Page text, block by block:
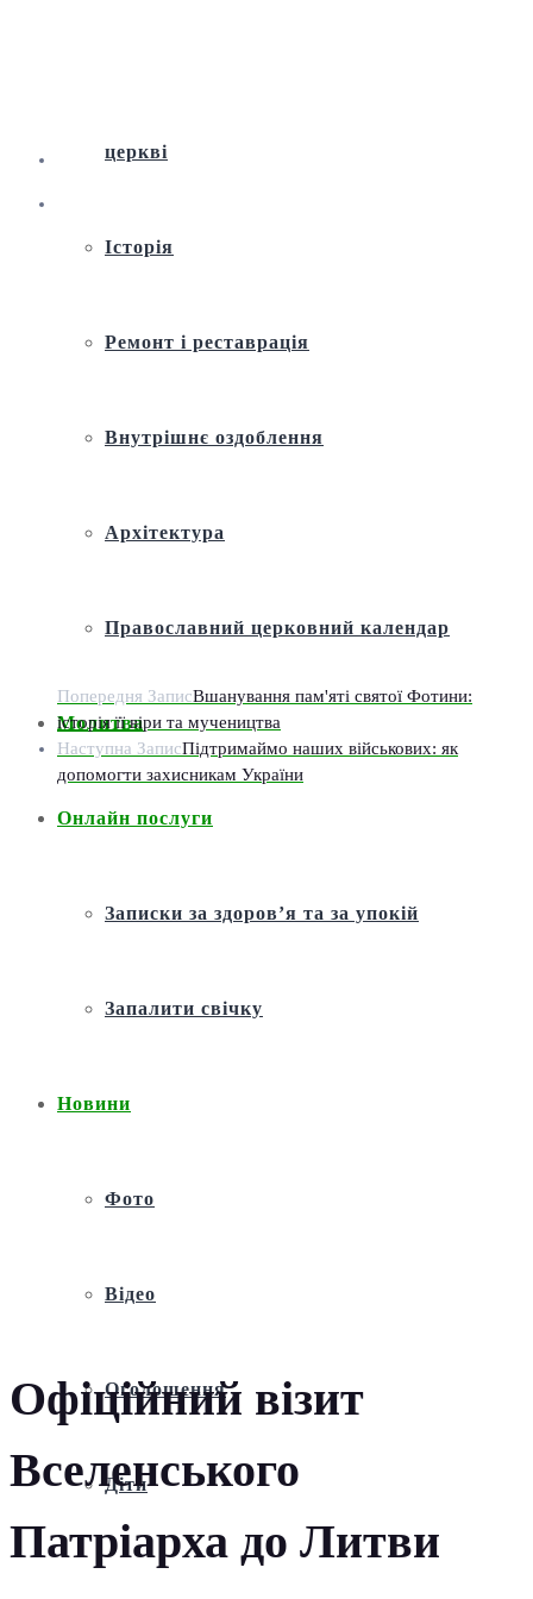
церкві
Історія
Ремонт і реставрація
Внутрішнє оздоблення
Архітектура
Православний церковний календар
Молитва
Онлайн послуги
Записки за здоров’я та за упокій
Запалити свічку
Новини
Фото
Відео
Оголошення
Діти
Офіційний візит
Вселенського
Патріарха до Литви
Попередня ЗаписВшанування пам'яті святої Фотини:
історія її віри та мучеництва
Наступна ЗаписПідтримаймо наших військових: як
допомогти захисникам України